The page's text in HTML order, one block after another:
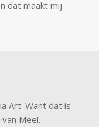
dat maakt mij
Art. Want dat is
Meel.